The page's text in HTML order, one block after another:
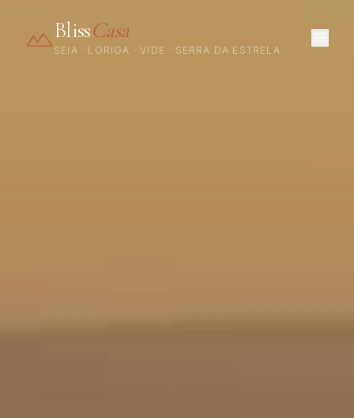
BlissCasa
SEIA · LORIGA · VIDE · SERRA DA ESTRELA